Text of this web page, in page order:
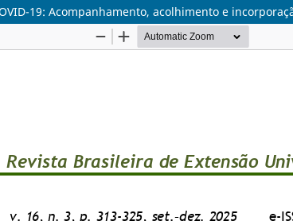
19: Acompanhamento, acolhimento e